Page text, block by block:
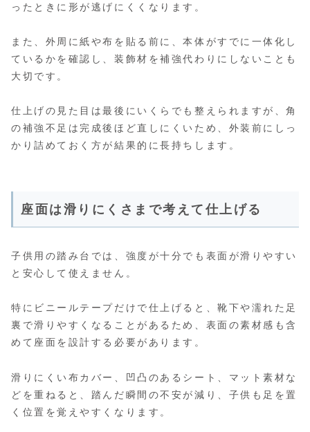
ったときに形が逃げにくくなります。
また、外周に紙や布を貼る前に、本体がすでに一体化し
ているかを確認し、装飾材を補強代わりにしないことも
大切です。
仕上げの見た目は最後にいくらでも整えられますが、角
の補強不足は完成後ほど直しにくいため、外装前にしっ
かり詰めておく方が結果的に長持ちします。
座面は滑りにくさまで考えて仕上げる
子供用の踏み台では、強度が十分でも表面が滑りやすい
と安心して使えません。
特にビニールテープだけで仕上げると、靴下や濡れた足
裏で滑りやすくなることがあるため、表面の素材感も含
めて座面を設計する必要があります。
滑りにくい布カバー、凹凸のあるシート、マット素材な
どを重ねると、踏んだ瞬間の不安が減り、子供も足を置
く位置を覚えやすくなります。